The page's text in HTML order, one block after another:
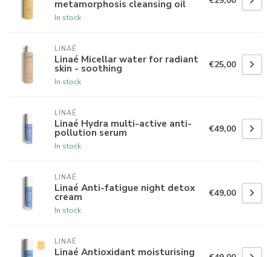
metamorphosis cleansing oil
In stock
LINAÉ
Linaé Micellar water for radiant
skin - soothing
In stock
€25,00
LINAÉ
Linaé Hydra multi-active anti-
pollution serum
In stock
€49,00
LINAÉ
Linaé Anti-fatigue night detox
cream
In stock
€49,00
LINAÉ
Linaé Antioxidant moisturising